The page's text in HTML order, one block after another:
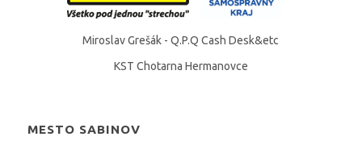
Miroslav Grešák - Q.P.Q Cash Desk&etc
KST Chotarna Hermanovce
MESTO SABINOV